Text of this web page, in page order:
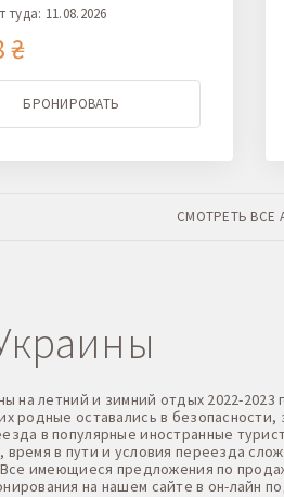
туда: 11.08.2026
₴
БРОНИРОВАТЬ
СМОТРЕТЬ ВСЕ
на летний и зимний отдых 2022-
родные оставались в
в популярные иностранные
в пути и условия переезда
имеющиеся предложения по
на нашем сайте в он-лайн